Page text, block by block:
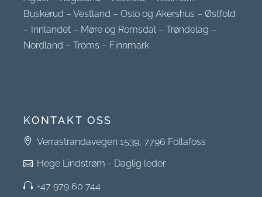
Buskerud –Vestland –Oslo og Akershus –Østfold
– Innlandet – Møre og Romsdal –Trøndelag –
Nordland –Troms – Finnmark
KONTAKT OSS
Verrastrandavegen 1539, 7796 Follafoss
Hege Lindstrøm - Daglig leder
+47 979 60 744